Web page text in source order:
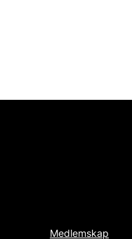
Medlemskap